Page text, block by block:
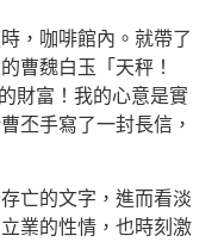
，咖啡館內。就帶了
曹魏白玉「天秤！
財富！我的心意是實
丕手寫了一封長信，
亡的文字，進而看淡
業的性情，也時刻激